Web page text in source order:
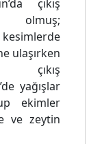
çıkış
olmuş;
ulaşırken
çıkış
yağışlar
ekimler
ve zeytin